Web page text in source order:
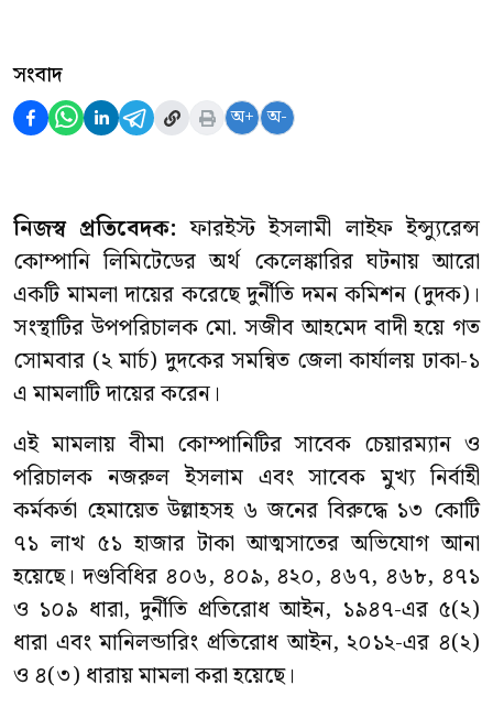
সংবাদ
অ+ অ-
নিজস্ব প্রতিবেদক: ফারইস্ট ইসলামী লাইফ ইন্স্যুরেন্স
কোম্পানি লিমিটেডের অর্থ কেলেঙ্কারির ঘটনায় আরো
একটি মামলা দায়ের করেছে দুর্নীতি দমন কমিশন (দুদক)।
সংস্থাটির উপপরিচালক মো. সজীব আহমেদ বাদী হয়ে গত
সোমবার (২ মার্চ) দুদকের সমন্বিত জেলা কার্যালয় ঢাকা-১
এ মামলাটি দায়ের করেন।
এই মামলায় বীমা কোম্পানিটির সাবেক চেয়ারম্যান ও
পরিচালক নজরুল ইসলাম এবং সাবেক মুখ্য নির্বাহী
কর্মকর্তা হেমায়েত উল্লাহসহ ৬ জনের বিরুদ্ধে ১৩ কোটি
৭১ লাখ ৫১ হাজার টাকা আত্মসাতের অভিযোগ আনা
হয়েছে। দণ্ডবিধির ৪০৬, ৪০৯, ৪২০, ৪৬৭, ৪৬৮, ৪৭১
ও ১০৯ ধারা, দুর্নীতি প্রতিরোধ আইন, ১৯৪৭-এর ৫(২)
ধারা এবং মানিলন্ডারিং প্রতিরোধ আইন, ২০১২-এর ৪(২)
ও ৪(৩) ধারায় মামলা করা হয়েছে।